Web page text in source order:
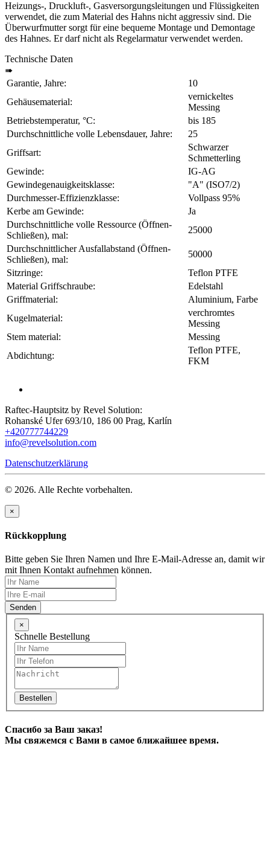
Heizungs-, Druckluft-, Gasversorgungsleitungen und Flüssigkeiten
verwendet, die zum Material des Hahns nicht aggressiv sind. Die
Überwurfmutter sorgt für eine bequeme Montage und Demontage
des Hahnes. Er darf nicht als Regelarmatur verwendet werden.
Technische Daten
➠
Garantie, Jahre:
10
Gehäusematerial:
vernickeltes
Messing
Betriebstemperatur, °C:
bis 185
Durchschnittliche volle Lebensdauer, Jahre:
25
Griffsart:
Schwarzer
Schmetterling
Gewinde:
IG-AG
Gewindegenauigkeitsklasse:
"А" (ISO7/2)
Durchmesser-Effizienzklasse:
Vollpass 95%
Kerbe am Gewinde:
Ja
Durchschnittliche volle Ressource (Öffnen-
Schließen), mal:
25000
Durchschnittlicher Ausfallabstand (Öffnen-
Schließen), mal:
50000
Sitzringe:
Teflon PTFE
Material Griffschraube:
Edelstahl
Griffmaterial:
Aluminium, Farbe
Kugelmaterial:
verchromtes
Messing
Stem material:
Messing
Abdichtung:
Teflon PTFE,
FKM
Raftec-Hauptsitz by Revel Solution:
Rohanské Ufer 693/10, 186 00 Prag, Karlín
+420777744229
info@revelsolution.com
Datenschutzerklärung
© 2026. Alle Rechte vorbehalten.
×
Rückkopplung
Bitte geben Sie Ihren Namen und Ihre E-Mail-Adresse an, damit wir
mit Ihnen Kontakt aufnehmen können.
Senden
×
Schnelle Bestellung
Bestellen
Спасибо за Ваш заказ!
Мы свяжемся с Вами в самое ближайшее время.